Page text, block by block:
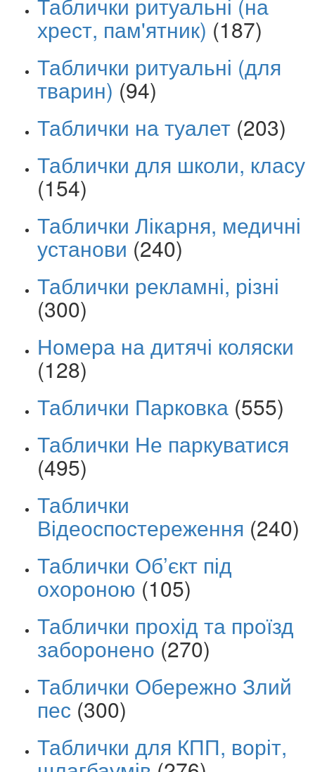
хрест, пам'ятник) (187)
Таблички ритуальні (для
тварин) (94)
Таблички на туалет (203)
Таблички для школи, класу
(154)
Таблички Лікарня, медичні
установи (240)
Таблички рекламні, різні
(300)
Номера на дитячі коляски
(128)
Таблички Парковка (555)
Таблички Не паркуватися
(495)
Таблички
Відеоспостереження (240)
Таблички Об’єкт під
охороною (105)
Таблички прохід та проїзд
заборонено (270)
Таблички Обережно Злий
пес (300)
Таблички для КПП, воріт,